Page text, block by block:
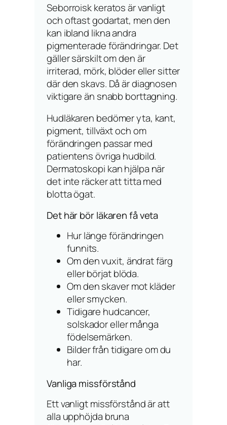
Seborroisk keratos är vanligt
och oftast godartat, men den
kan ibland likna andra
pigmenterade förändringar. Det
gäller särskilt om den är
irriterad, mörk, blöder eller sitter
där den skavs. Då är diagnosen
viktigare än snabb borttagning.
Hudläkaren bedömer yta, kant,
pigment, tillväxt och om
förändringen passar med
patientens övriga hudbild.
Dermatoskopi kan hjälpa när
det inte räcker att titta med
blotta ögat.
Det här bör läkaren få veta
Hur länge förändringen
funnits.
Om den vuxit, ändrat färg
eller börjat blöda.
Om den skaver mot kläder
eller smycken.
Tidigare hudcancer,
solskador eller många
födelsemärken.
Bilder från tidigare om du
har.
Vanliga missförstånd
Ett vanligt missförstånd är att
alla upphöjda bruna